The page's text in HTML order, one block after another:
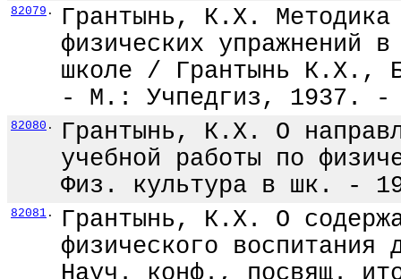
82079 .
Грантынь, К.Х. Методика
физических упражнений
школе / Грантынь К.Х.,
- М.: Учпедгиз, 1937.
82080 .
Грантынь, К.Х. О
учебной работы по
Физ. культура в шк. -
82081 .
Грантынь, К.Х. О
физического